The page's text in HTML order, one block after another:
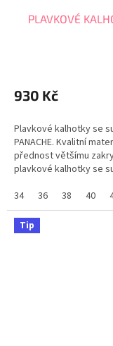
PLAVKOVÉ
930 Kč
Plavkové kalhotky se
PANACHE. Kvalitní
přednost většímu
plavkové kalhotky se
34
36 38 40
Tip